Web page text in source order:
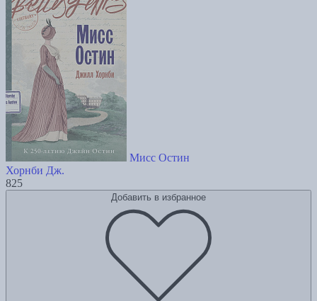
Мисс Остин
Хорнби Дж.
825
Добавить в избранное